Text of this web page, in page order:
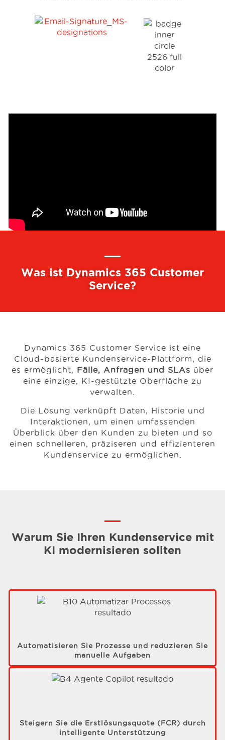
Was ist Dynamics 365 Customer
Service?
Dynamics 365 Customer Service ist eine
Cloud-basierte Kundenservice-Plattform, die
es ermöglicht, Fälle, Anfragen und SLAs über
eine einzige, KI-gestützte Oberfläche zu
verwalten.
Die Lösung verknüpft Daten, Historie und
Interaktionen, um einen umfassenden
Überblick über den Kunden zu bieten und so
einen schnelleren, präziseren und effizienteren
Kundenservice zu ermöglichen.
Warum Sie Ihren Kundenservice mit
KI modernisieren sollten
Automatisieren Sie Prozesse und reduzieren Sie
manuelle Aufgaben
Steigern Sie die Erstlösungsquote (FCR) durch
intelligente Unterstützung